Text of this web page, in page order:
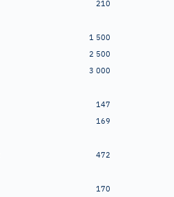
210
1 500
2 500
3 000
147
169
472
170